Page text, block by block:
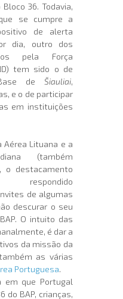
36. Todavia,
se cumpre a
de alerta
dia, outro dos
pela Força
tem sido o de
de Šiauliai,
e o de participar
em instituições
Aérea Lituana e a
(também
o destacamento
de algumas
descurar o seu
O intuito das
é dar a
da missão da
as várias
Portuguesa.
em que Portugal
do BAP, crianças,